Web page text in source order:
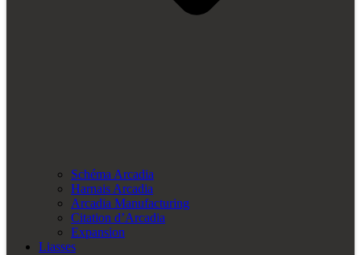
Schéma Arcadia
Harnais Arcadia
Arcadia Manufacturing
Citation d’Arcadia
Expansion
Liasses